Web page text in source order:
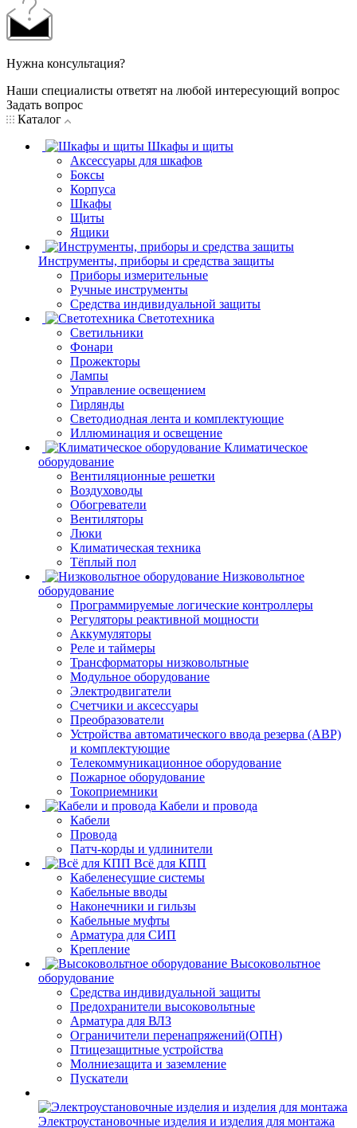
Нужна консультация?
Наши специалисты ответят на любой интересующий вопрос
Задать вопрос
Каталог
Шкафы и щиты
Аксессуары для шкафов
Боксы
Корпуса
Шкафы
Щиты
Ящики
Инструменты, приборы и средства защиты
Приборы измерительные
Ручные инструменты
Средства индивидуальной защиты
Светотехника
Светильники
Фонари
Прожекторы
Лампы
Управление освещением
Гирлянды
Светодиодная лента и комплектующие
Иллюминация и освещение
Климатическое
оборудование
Вентиляционные решетки
Воздуховоды
Обогреватели
Вентиляторы
Люки
Климатическая техника
Тёплый пол
Низковольтное
оборудование
Программируемые логические контроллеры
Регуляторы реактивной мощности
Аккумуляторы
Реле и таймеры
Трансформаторы низковольтные
Модульное оборудование
Электродвигатели
Счетчики и аксессуары
Преобразователи
Устройства автоматического ввода резерва (АВР)
и комплектующие
Телекоммуникационное оборудование
Пожарное оборудование
Токоприемники
Кабели и провода
Кабели
Провода
Патч-корды и удлинители
Всё для КПП
Кабеленесущие системы
Кабельные вводы
Наконечники и гильзы
Кабельные муфты
Арматура для СИП
Крепление
Высоковольтное
оборудование
Средства индивидуальной защиты
Предохранители высоковольтные
Арматура для ВЛЗ
Ограничители перенапряжений(ОПН)
Птицезащитные устройства
Молниезащита и заземление
Пускатели
Электроустановочные изделия и изделия для монтажа